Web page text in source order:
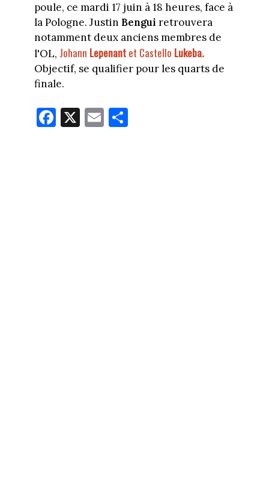
poule, ce mardi 17 juin à 18 heures, face à
la Pologne. Justin Bengui retrouvera
notamment deux anciens membres de
l'OL, Johann Lepenant et Castello Lukeba.
Objectif, se qualifier pour les quarts de
finale.
Fa
ce
X E
m
Pa
rt